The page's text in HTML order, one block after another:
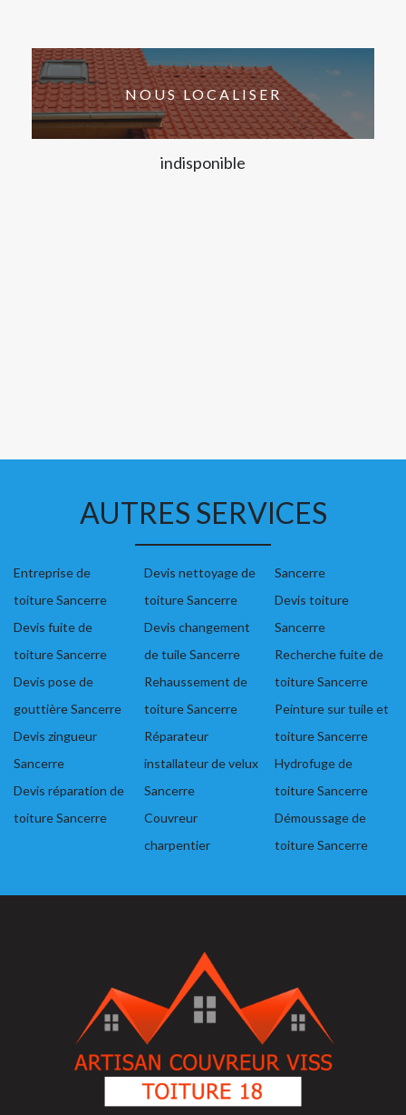
NOUS LOCALISER
indisponible
AUTRES SERVICES
Entreprise de
toiture Sancerre
Devis fuite de
toiture Sancerre
Devis pose de
gouttière Sancerre
Devis zingueur
Sancerre
Devis réparation de
toiture Sancerre
Devis nettoyage de
toiture Sancerre
Devis changement
de tuile Sancerre
Rehaussement de
toiture Sancerre
Réparateur
installateur de velux
Sancerre
Couvreur
charpentier
Sancerre
Devis toiture
Sancerre
Recherche fuite de
toiture Sancerre
Peinture sur tuile et
toiture Sancerre
Hydrofuge de
toiture Sancerre
Démoussage de
toiture Sancerre